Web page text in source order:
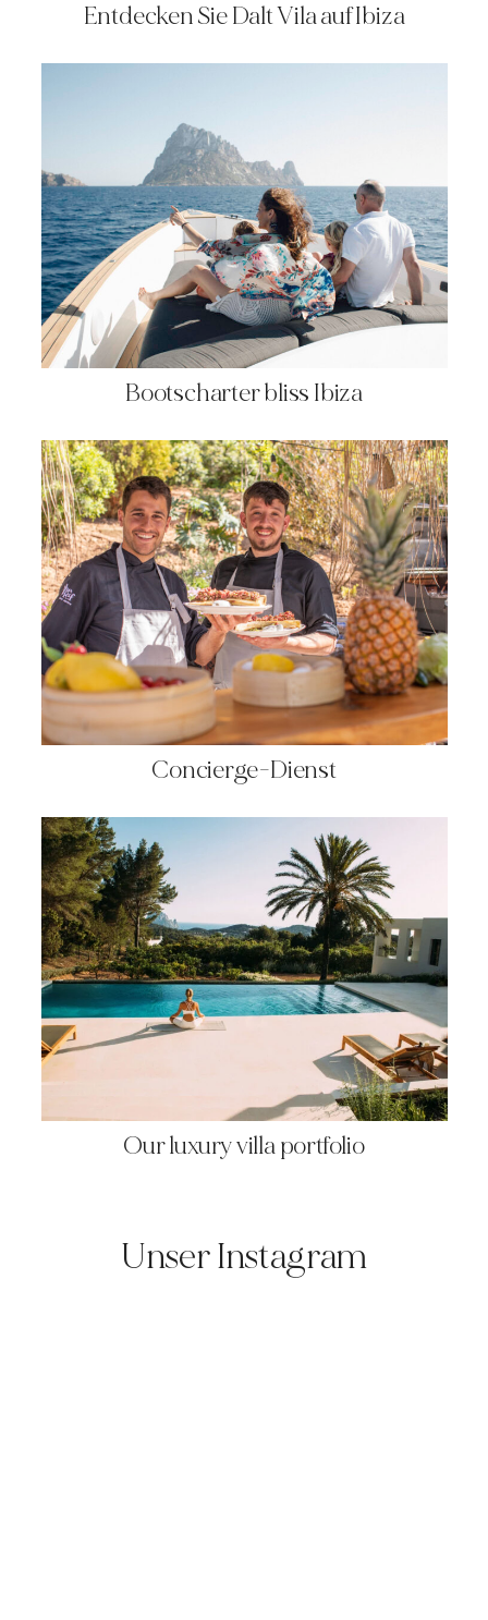
Entdecken Sie Dalt Vila auf Ibiza
Bootscharter bliss Ibiza
Concierge-Dienst
Our luxury villa portfolio
Unser Instagram